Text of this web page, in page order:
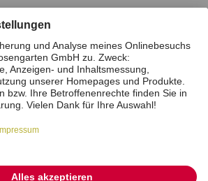
Stiftung
Zahlungsmittel
Vertrag widerrufen